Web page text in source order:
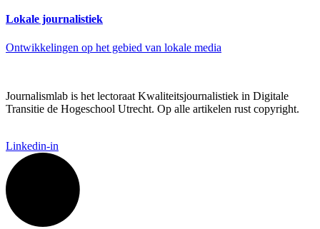
Lokale journalistiek
Ontwikkelingen op het gebied van lokale media
Journalismlab is het lectoraat Kwaliteitsjournalistiek in Digitale
Transitie de Hogeschool Utrecht. Op alle artikelen rust copyright.
Linkedin-in